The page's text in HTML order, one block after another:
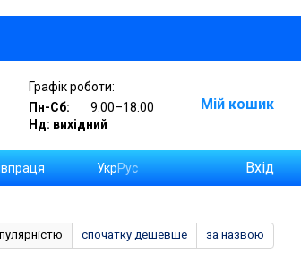
Графік роботи:
Пн-Сб:
9:00–18:00
Нд: вихідний
Мій кошик
Пошті
УкрРус Вхід
спочатку дешевше за назвою